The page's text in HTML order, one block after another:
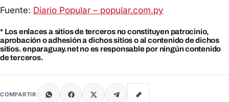
Fuente: Diario Popular – popular.com.py
* Los enlaces a sitios de terceros no constituyen patrocinio,
aprobación o adhesión a dichos sitios o al contenido de dichos
sitios. enparaguay.net no es responsable por ningún contenido
de terceros.
COMPARTIR